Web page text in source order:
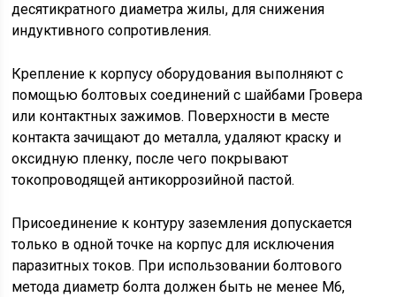
десятикратного диаметра жилы, для снижения
индуктивного сопротивления.
Крепление к корпусу оборудования выполняют с
помощью болтовых соединений с шайбами Гровера
или контактных зажимов. Поверхности в месте
контакта зачищают до металла, удаляют краску и
оксидную пленку, после чего покрывают
токопроводящей антикоррозийной пастой.
Присоединение к контуру заземления допускается
только в одной точке на корпус для исключения
паразитных токов. При использовании болтового
метода диаметр болта должен быть не менее М6,